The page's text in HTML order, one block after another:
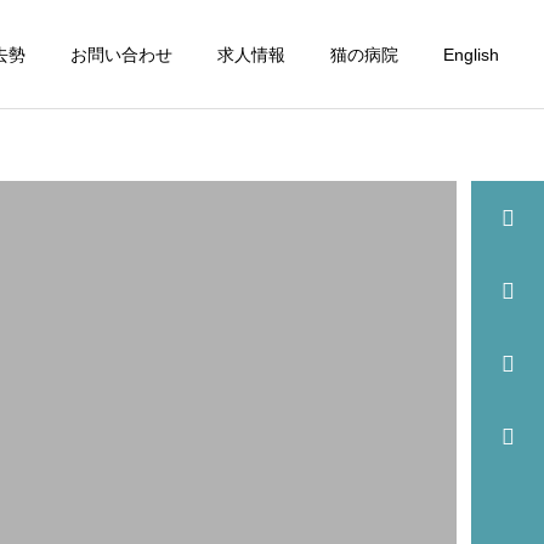
勢 お問い合わせ 求人情報 猫の病院 English
詳細を見る